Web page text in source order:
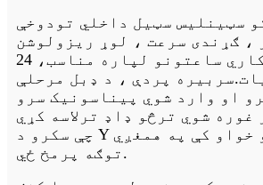
سټینلیس سټیل داخلي تودوخې
، ګړندی سرعت ، لوړ ریزولوشن
کارول.د اوږد کاري ساعتونو لپاره مناسب، 24
پردې ، د ډبل مرحلې
او وارد شوي پیناسونیک سرو
غوره شوي ترڅو ډاډ ترلاسه کړي
چې سکرو د Y محور دواړو خواو کې په همغږي
توګه پرمخ ځي.